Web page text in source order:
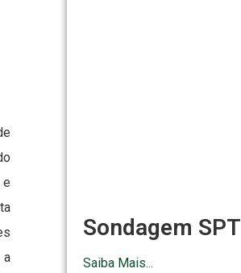
e
a
Sondagem SPT
Saiba Mais...